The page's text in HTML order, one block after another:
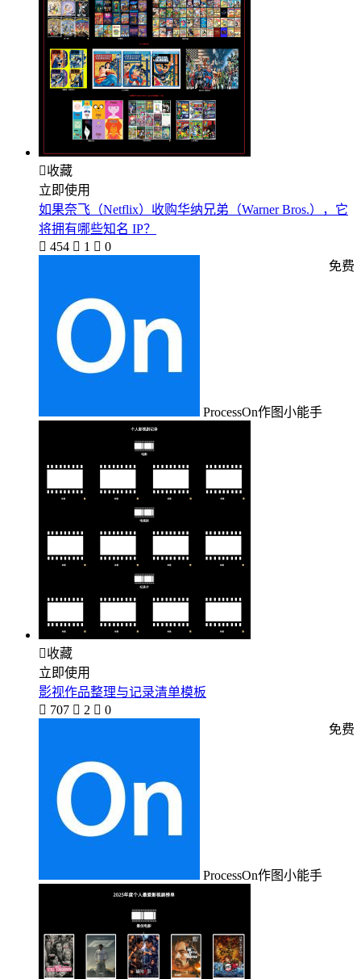
收藏
立即使用
如果奈飞（Netflix）收购华纳兄弟（Warner Bros.），它
将拥有哪些知名 IP？
 454  1  0
ProcessOn作图小能手
免费
收藏
立即使用
影视作品整理与记录清单模板
 707  2  0
ProcessOn作图小能手
免费